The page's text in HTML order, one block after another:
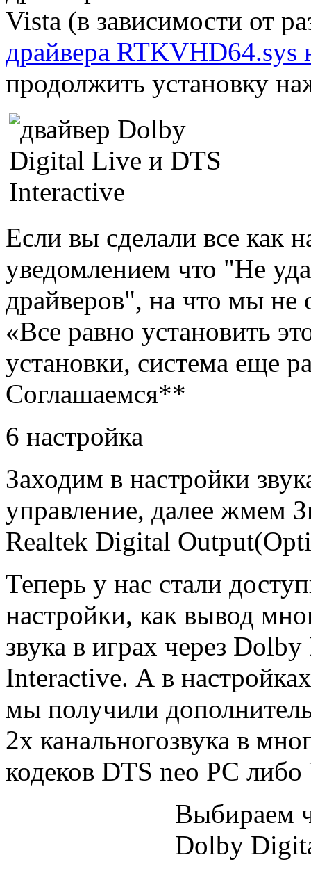
Vista (в зависимости от
драйвера RTKVHD64.sys
продолжить установку
Если вы сделали все как
уведомлением что "Не
драйверов", на что мы
«Все равно установить
установки, система еще
Соглашаемся**
6 настройка
Заходим в настройки
управление, далее жмем
Realtek Digital
Теперь у нас стали
настройки, как вывод
звука в играх через
Interactive. А в
мы получили
2x канальногозвука в
кодеков DTS neo PC
Выбираем
Dolby